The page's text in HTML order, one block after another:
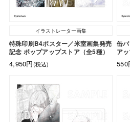
イラストレーター画集
特殊印刷B4ポスター／米室画集発売
記念 ポップアップストア（全5種）
4,950円(税込)
缶
ア
550